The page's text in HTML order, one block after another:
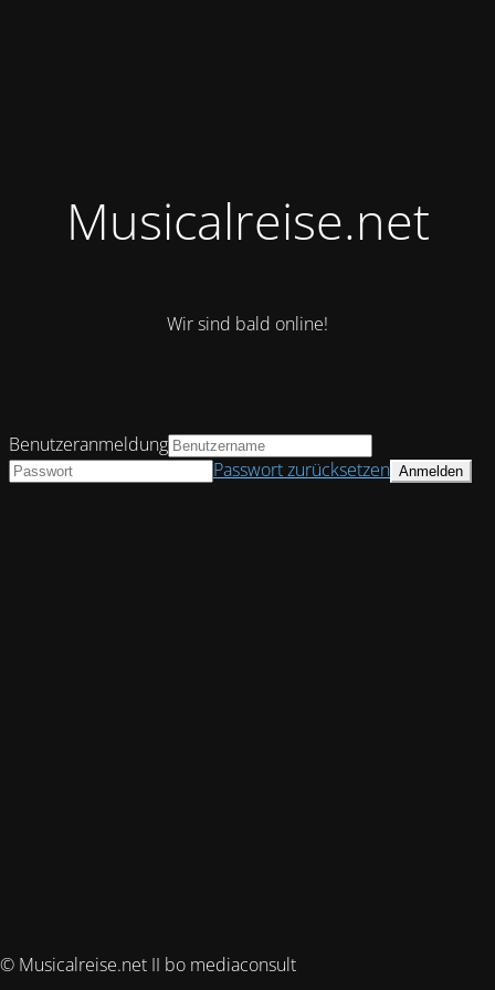
Musicalreise.net
Wir sind bald online!
© Musicalreise.net II bo mediaconsult
Benutzeranmeldung
Passwort zurücksetzen